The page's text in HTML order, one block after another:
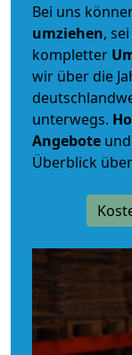
Bei uns
umziehen,
kompletter
wir über die
unterwegs.
Angebote
Überblick